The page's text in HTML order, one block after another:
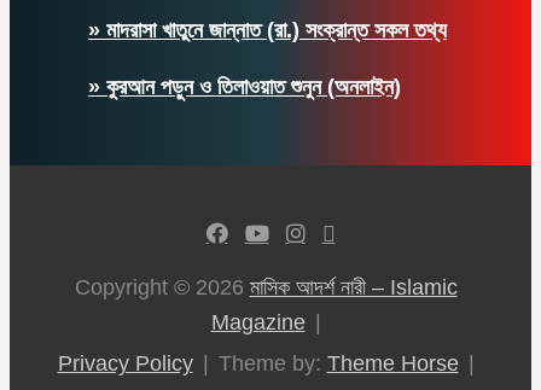
» মাদরাসা খাতুনে জান্নাত (রা.) সংক্রান্ত সকল তথ্য
» কুরআন পড়ুন ও তিলাওয়াত শুনুন (অনলাইন)
Copyright © 2026 মাসিক আদর্শ নারী – Islamic
Magazine
Privacy Policy
Theme by: Theme Horse